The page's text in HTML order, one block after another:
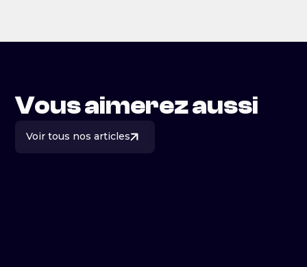
Vous aimerez aussi
Voir tous nos articles